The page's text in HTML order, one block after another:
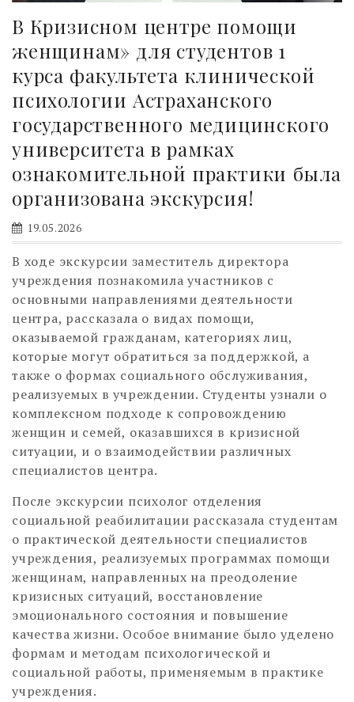
В Кризисном центре помощи
женщинам» для студентов 1
курса факультета клинической
психологии Астраханского
государственного медицинского
университета в рамках
ознакомительной практики была
организована экскурсия!
19.05.2026
В ходе экскурсии заместитель директора
учреждения познакомила участников с
основными направлениями деятельности
центра, рассказала о видах помощи,
оказываемой гражданам, категориях лиц,
которые могут обратиться за поддержкой, а
также о формах социального обслуживания,
реализуемых в учреждении. Студенты узнали о
комплексном подходе к сопровождению
женщин и семей, оказавшихся в кризисной
ситуации, и о взаимодействии различных
специалистов центра.
После экскурсии психолог отделения
социальной реабилитации рассказала студентам
о практической деятельности специалистов
учреждения, реализуемых программах помощи
женщинам, направленных на преодоление
кризисных ситуаций, восстановление
эмоционального состояния и повышение
качества жизни. Особое внимание было уделено
формам и методам психологической и
социальной работы, применяемым в практике
учреждения.